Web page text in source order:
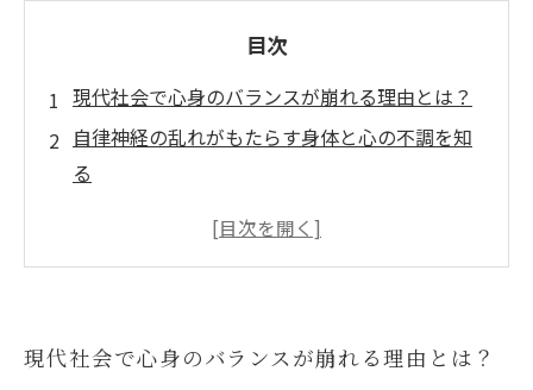
目次
現代社会で心身のバランスが崩れる理由とは？
自律神経の乱れがもたらす身体と心の不調を知
る
リラクゼーションで自律神経を整える具体的な
までの物語
現代社会で心身のバランスが崩れる理由とは？